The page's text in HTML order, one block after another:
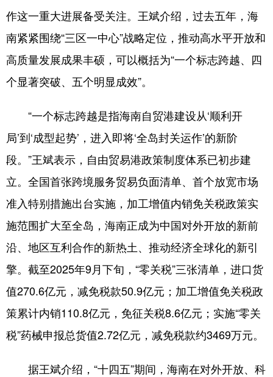
作这一重大进展备受关注。王斌介绍，过去五年，海
南紧紧围绕“三区一中心”战略定位，推动高水平开放和
高质量发展成果丰硕，可以概括为“一个标志跨越、四
个显著突破、五个明显成效”。
“一个标志跨越是指海南自贸港建设从‘顺利开
局’到‘成型起势’，进入即将‘全岛封关运作’的新阶
段。”王斌表示，自由贸易港政策制度体系已初步建
立。全国首张跨境服务贸易负面清单、首个放宽市场
准入特别措施出台实施，加工增值内销免关税政策实
施范围扩大至全岛，海南正成为中国对外开放的新前
沿、地区互利合作的新热土、推动经济全球化的新引
擎。截至2025年9月下旬，“零关税”三张清单，进口货
值270.6亿元，减免税款50.9亿元；加工增值免关税政
策累计内销110.8亿元，免征关税8.6亿元；实施“零关
税”药械申报总货值2.72亿元，减免税款约3469万元。
据王斌介绍，“十四五”期间，海南在对外开放、科